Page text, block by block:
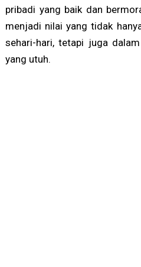
pribadi yang baik dan
menjadi nilai yang tidak
sehari-hari, tetapi juga
yang utuh.